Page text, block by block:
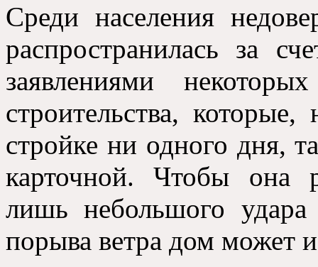
Среди населения
распространилась за
заявлениями
строительства, которые,
стройке ни одного дня,
карточной.Чтобы она
лишь небольшого удара
порыва ветра дом может и